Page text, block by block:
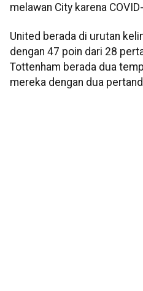
melawan City karena
United berada di urutan
dengan 47 poin dari 28
Tottenham berada dua
mereka dengan dua